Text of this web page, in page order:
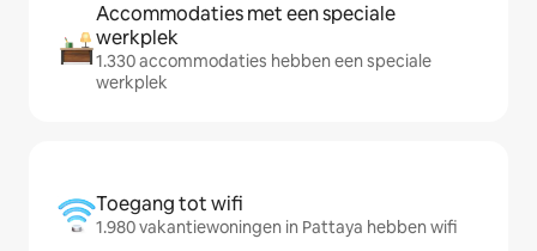
Accommodaties met een speciale
werkplek
1.330 accommodaties hebben een speciale
werkplek
Toegang tot wifi
1.980 vakantiewoningen in Pattaya hebben wifi